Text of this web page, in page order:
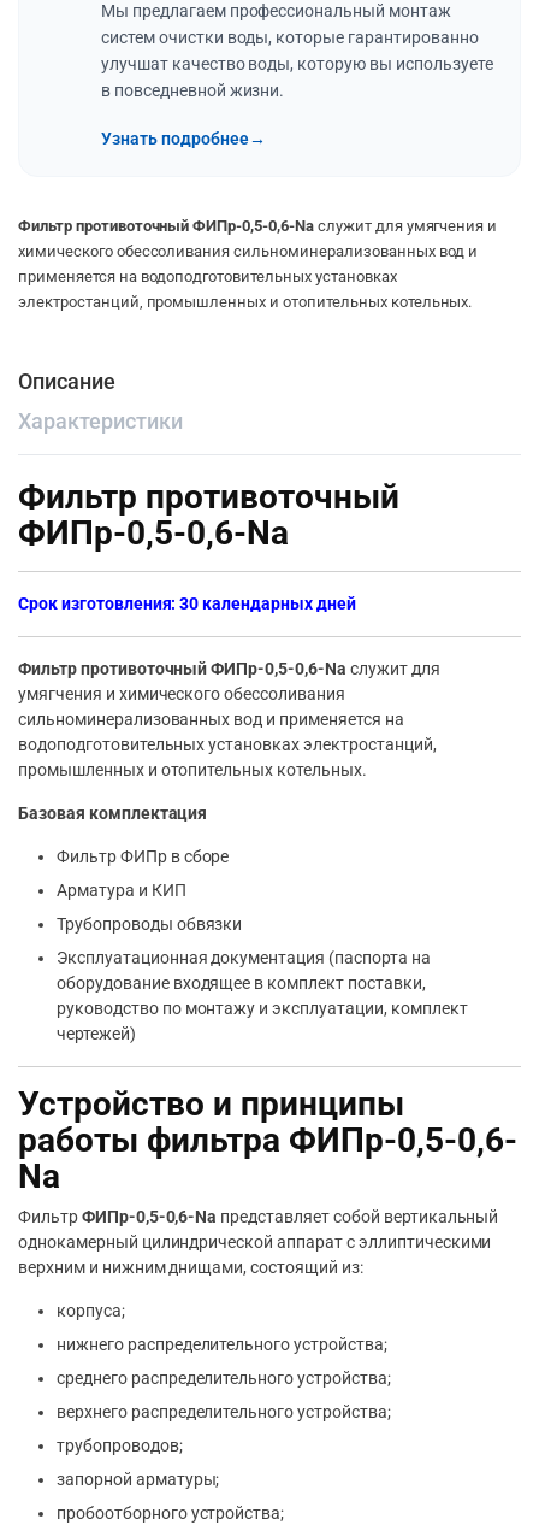
Мы предлагаем профессиональный монтаж
систем очистки воды, которые гарантированно
улучшат качество воды, которую вы используете
в повседневной жизни.
Узнать подробнее→
Фильтр противоточный ФИПр-0,5-0,6-Naслужит для умягчения и
химического обессоливания сильноминерализованных вод и
применяется на водоподготовительных установках
электростанций, промышленных и отопительных котельных.
Описание
Характеристики
Фильтр противоточный
ФИПр-0,5-0,6-Na
Срок изготовления: 30 календарных дней
Фильтр противоточный ФИПр-0,5-0,6-Na служит для
умягчения и химического обессоливания
сильноминерализованных вод и применяется на
водоподготовительных установках электростанций,
промышленных и отопительных котельных.
Базовая комплектация
Фильтр ФИПр в сборе
Арматура и КИП
Трубопроводы обвязки
Эксплуатационная документация (паспорта на
оборудование входящее в комплект поставки,
руководство по монтажу и эксплуатации, комплект
чертежей)
Устройство и принципы
работы фильтра ФИПр-0,5-0,6-
Na
ФильтрФИПр-0,5-0,6-Na представляет собой вертикальный
однокамерный цилиндрической аппарат с эллиптическими
верхним и нижним днищами, состоящий из:
корпуса;
нижнего распределительного устройства;
среднего распределительного устройства;
верхнего распределительного устройства;
трубопроводов;
запорной арматуры;
пробоотборного устройства;